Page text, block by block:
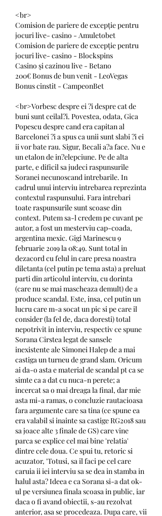
<br>
Comision de pariere de excepție pentru
jocuri live- casino - Amuletobet
Comision de pariere de excepție pentru
jocuri live- casino - Blockspins
Casino și cazinou live - Betano
200€ Bonus de bun venit - LeoVegas
Bonus cinstit - CampeonBet
<br>Vorbesc despre ei ?i despre cat de
buni sunt ceilal?i. Povestea, odata, Gica
Popescu despre cand era capitan al
Barcelonei ?i a spus ca unii sunt slabi ?i ei
ii vor bate rau. Sigur, Becali a?a face. Nu e
un etalon de in?elepciune. Pe de alta
parte, e dificil sa judeci raspunsurile
Soranei necunoscand intrebarile. In
cadrul unui interviu intrebarea reprezinta
contextul raspunsului. Fara intrebari
toate raspunsurile sunt scoase din
context. Putem sa-l credem pe cuvant pe
autor, a fost un mesterviu cap-coada,
argentina mexic. Gigi Marinescu 9
februarie 2019 la 08:49. Sunt total in
dezacord cu felul in care presa noastra
diletanta (cel putin pe tema asta) a preluat
parti din articolul interviu, cu dorinta
(care nu se mai mascheaza demult) de a
produce scandal. Este, insa, cel putin un
lucru care m-a socat un pic si pe care il
consider (la fel de, daca doresti) total
nepotrivit in interviu, respectiv ce spune
Sorana Cirstea legat de sansele
inexistente ale Simonei Halep de a mai
castiga un turneu de grand slam. Oricum
ai da-o asta e material de scandal pt ca se
simte ca a dat cu nuca-n perete; a
incercat sa o mai dreaga la final, dar mie
asta mi-a ramas, o concluzie rautacioasa
fara argumente care sa tina (ce spune ea
era valabil si inainte sa castige RG2018 sau
sa joace alte 3 finale de GS) care vine
parca se explice cel mai bine 'relatia'
dintre cele doua. Ce spui tu, retoric si
acuzator, 'Totusi, sa il faci pe cel care
caruia ii iei interviu sa se dea in stamba in
halul asta? Ideea e ca Sorana si-a dat ok-
ul pe versiunea finala scoasa in public, iar
daca o fi avand obiectii, s-au rezolvat
anterior, asa se procedeaza. Dupa care, vii